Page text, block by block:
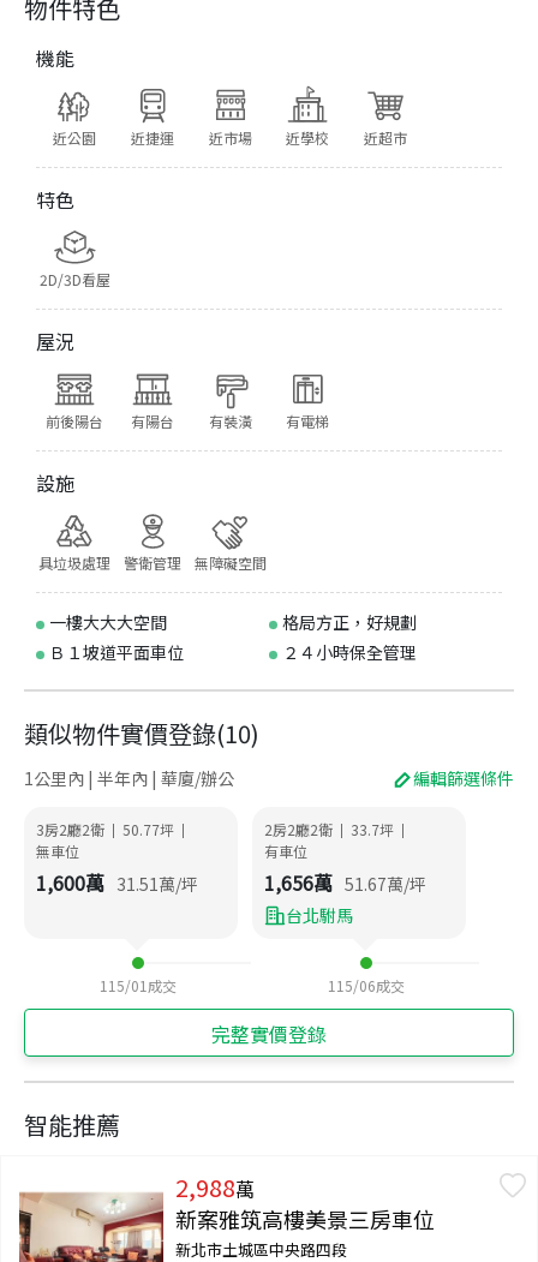
物件特色
機能
近公園 近捷運 近市場 近學校 近超市
特色
2D/3D看屋
屋況
前後陽台 有陽台 有裝潢 有電梯
設施
具垃圾處理 警衛管理 無障礙空間
一樓大大大空間
格局方正，好規劃
Ｂ１坡道平面車位
２４小時保全管理
類似物件實價登錄(10)
1公里內 | 半年內 | 華廈/辦公 編輯篩選條件
3房2廳2衛 | 50.77坪 |
無車位
1,600萬 31.51 萬/坪
115/01 成交
2房2廳2衛 | 33.7坪 |
有車位
1,656萬 51.67萬/坪
台北駙馬
115/06成交
完整實價登錄
智能推薦
2,988萬
新案雅筑高樓美景三房車位
新北市土城區中央路四段